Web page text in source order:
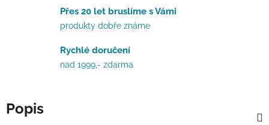
Přes 20 let bruslíme s Vámi
produkty dobře známe
Rychlé doručení
nad 1999,- zdarma
Popis